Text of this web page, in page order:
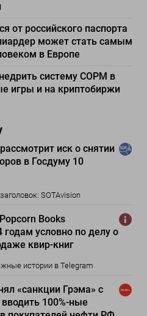
от российского паспорта
может стать самым
в Европе
систему СОРМ в
игры и на криптобиржи